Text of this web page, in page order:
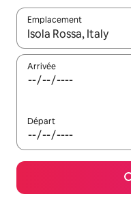
Emplacement
Quand les résultats
Arrivée
Départ